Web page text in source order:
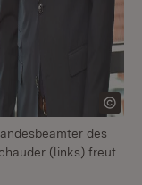
des
(links) freut